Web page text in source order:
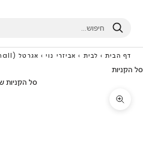
חיפוש
דף הבית › לבית › אביזרי נוי › אגרטל Spinn Vase Light Blue (Small)
סל הקניות
סל הקניות
תקריב